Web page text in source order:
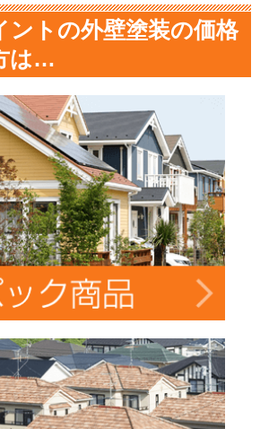
ントの外壁塗装の価格
は…